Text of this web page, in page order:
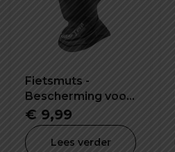
Fietsmuts -
Bescherming voor
het hele gezicht!
€ 9,99
Lees verder